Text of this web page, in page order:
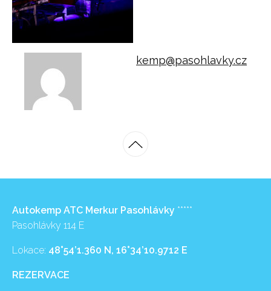
kemp@pasohlavky.cz
Autokemp ATC Merkur Pasohlávky *****
Pasohlávky 114 E
Lokace: 48°54’1.360 N, 16°34’10.9712 E
REZERVACE